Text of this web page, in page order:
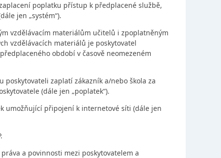
poplatku přístup k předplacené službě,
jen „systém“).
vzdělávacím materiálům učitelů i zpoplatněným
vzdělávacích materiálů je poskytovatel
období v časově neomezeném
poskytovateli zaplatí zákazník a/nebo škola za
(dále jen „poplatek“).
umožňující připojení k internetové síti (dále jen
a povinnosti mezi poskytovatelem a